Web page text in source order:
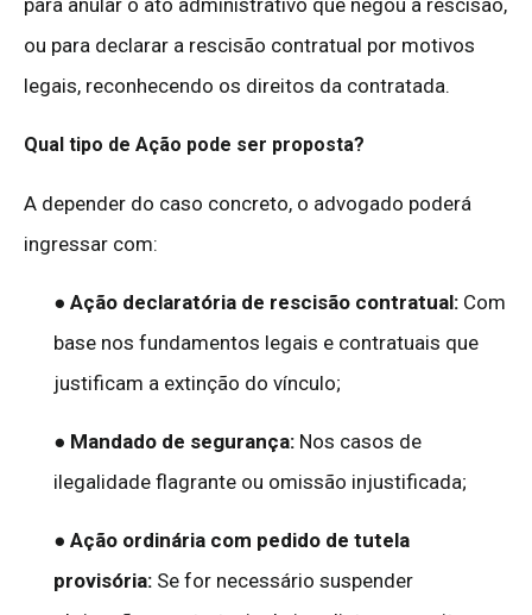
para anular o ato administrativo que negou a rescisão,
ou para declarar a rescisão contratual por motivos
legais, reconhecendo os direitos da contratada.
Qual tipo de Ação pode ser proposta?
A depender do caso concreto, o advogado poderá
ingressar com:
● Ação declaratória de rescisão contratual: Com
base nos fundamentos legais e contratuais que
justificam a extinção do vínculo;
● Mandado de segurança: Nos casos de
ilegalidade flagrante ou omissão injustificada;
● Ação ordinária com pedido de tutela
provisória: Se for necessário suspender